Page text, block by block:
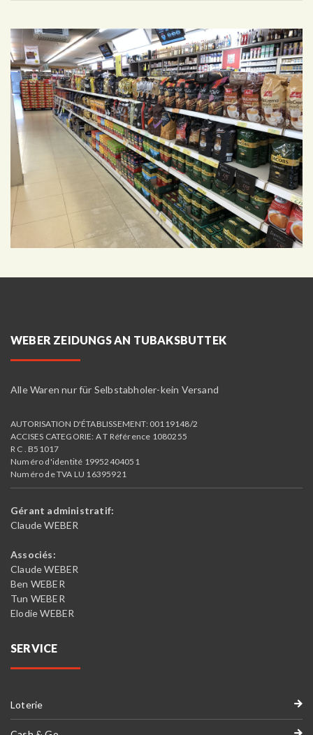
WEBER ZEIDUNGS AN TUBAKSBUTTEK
Alle Waren nur für Selbstabholer-kein Versand
AUTORISATION D'ÉTABLISSEMENT: 00119148/2
ACCISES CATEGORIE: A T Référence 1080255
R C . B51017
Numéro d'identité 19952404051
Numéro de TVA LU 16395921
Gérant administratif:
Claude WEBER
Associés:
Claude WEBER
Ben WEBER
Tun WEBER
Elodie WEBER
SERVICE
Loterie